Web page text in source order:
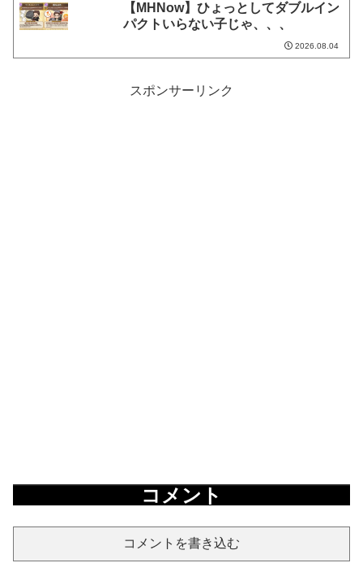
【MHNow】ひょっとしてダブルイン
パクトいらない子じゃ、、、
2026.08.04
スポンサーリンク
コメント
コメントを書き込む